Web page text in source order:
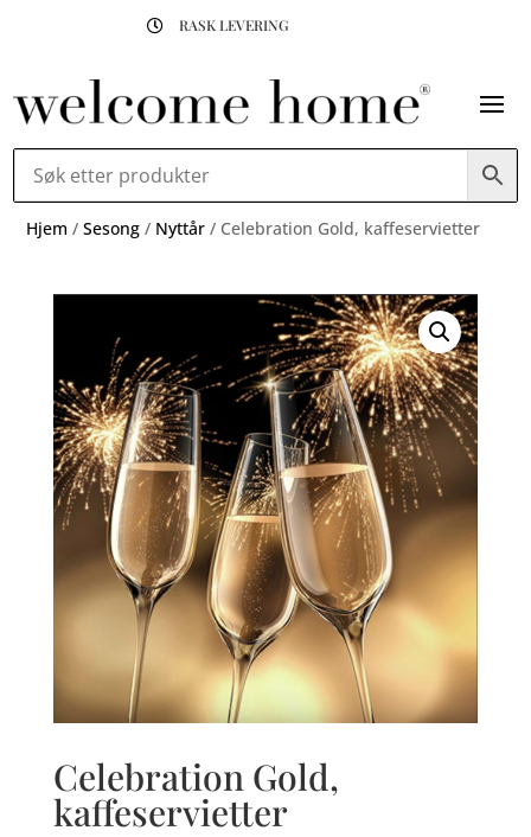
 RASK LEVERING
Hjem /Sesong / Nyttår / Celebration Gold, kaffeservietter
Celebration Gold,
kaffeservietter